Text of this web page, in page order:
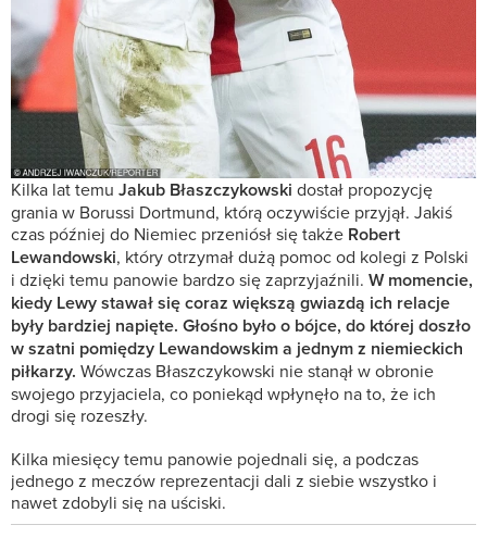
Kilka lat temu Jakub Błaszczykowski dostał propozycję
grania w Borussi Dortmund, którą oczywiście przyjął. Jakiś
czas później do Niemiec przeniósł się także Robert
Lewandowski, który otrzymał dużą pomoc od kolegi z Polski
i dzięki temu panowie bardzo się zaprzyjaźnili. W momencie,
kiedy Lewy stawał się coraz większą gwiazdą ich relacje
były bardziej napięte. Głośno było o bójce, do której doszło
w szatni pomiędzy Lewandowskim a jednym z niemieckich
piłkarzy. Wówczas Błaszczykowski nie stanął w obronie
swojego przyjaciela, co poniekąd wpłynęło na to, że ich
drogi się rozeszły.
Kilka miesięcy temu panowie pojednali się, a podczas
jednego z meczów reprezentacji dali z siebie wszystko i
nawet zdobyli się na uściski.